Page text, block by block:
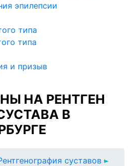
эпилепсии
типа
типа
и призыв
НА РЕНТГЕН
В
суставов